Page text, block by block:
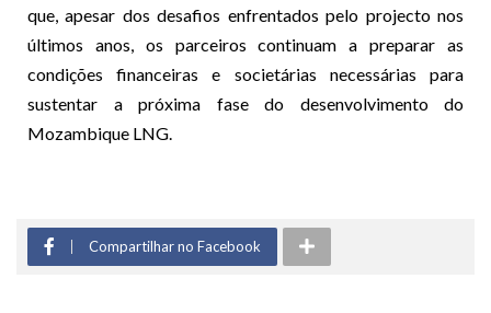
que, apesar dos desafios enfrentados pelo projecto nos
últimos anos, os parceiros continuam a preparar as
condições financeiras e societárias necessárias para
sustentar a próxima fase do desenvolvimento do
Mozambique LNG.
Compartilhar no Facebook